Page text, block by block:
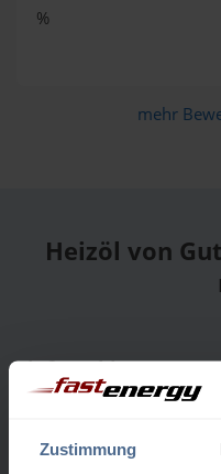
Zustimmung
%
mehr
Heizöl von
Liefergebiet